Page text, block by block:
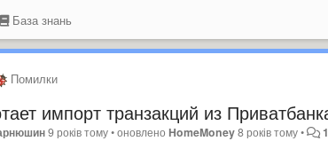
База знань
Помилки
импорт транзакций из
9 років тому•оновлено HomeMoney8 років тому• 1